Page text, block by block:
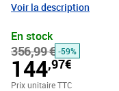
Voir la description
En stock
356,99 € -59%
144,97€
Prix unitaire TTC